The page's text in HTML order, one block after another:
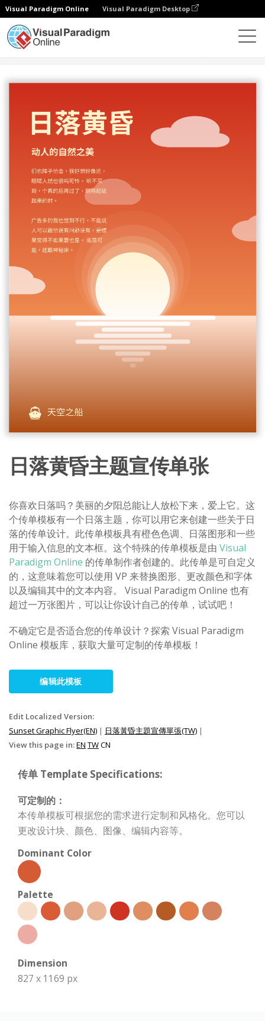
Visual Paradigm Online Visual Paradigm Desktop
日落黄昏主题宣传单张
你喜欢日落吗？美丽的夕阳总能让人放松下来，爱上它。这
个传单模板有一个日落主题，你可以用它来创建一些关于日
落的传单设计。此传单模板具有橙色色调、日落图形和一些
用于输入信息的文本框。这个特殊的传单模板是由 Visual
Paradigm Online 的传单制作者创建的。此传单是可自定义
的，这意味着您可以使用 VP 来替换图形、更改颜色和字体
以及编辑其中的文本内容。 Visual Paradigm Online 也有
超过一万张图片，可以让你设计自己的传单，试试吧！
不确定它是否适合您的传单设计？探索 Visual Paradigm
Online 模板库，获取大量可定制的传单模板！
编辑此模板
Edit Localized Version:
Sunset Graphic Flyer(EN) | 日落黃昏主題宣傳單張(TW) |
View this page in:EN TWCN
传单 Template Specifications:
可定制的：
本传单模板可根据您的需求进行定制和风格化。您可以
更改设计块、颜色、图像、编辑内容等。
Dominant Color
Palette
Dimension
827 x 1169 px